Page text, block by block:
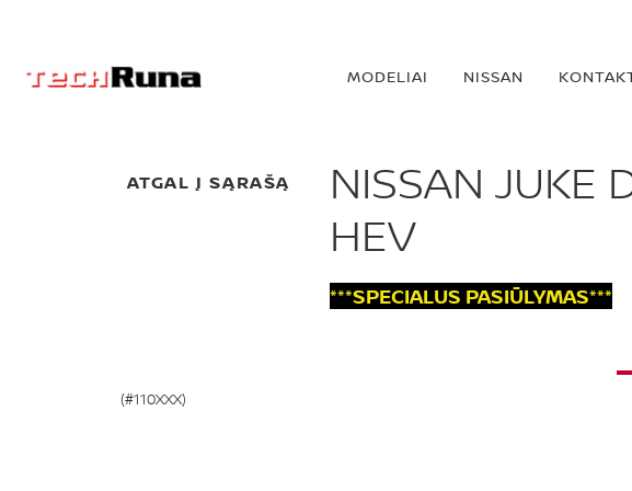
MODELIAI NISSAN
ATGAL Į SĄRAŠĄ
NISSAN JUKE
HEV
***SPECIALUS PASIŪLYMAS***
(#110XXX)